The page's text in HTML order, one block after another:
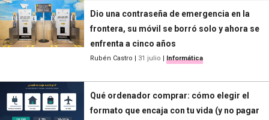
Dio una contraseña de emergencia en la
frontera, su móvil se borró solo y ahora se
enfrenta a cinco años
Rubén Castro 31 julio Informática
Qué ordenador comprar: cómo elegir el
formato que encaja con tu vida (y no pagar